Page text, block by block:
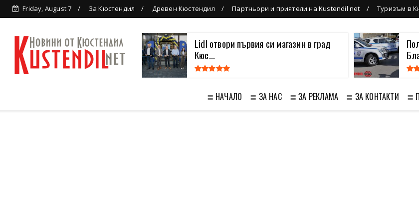
Friday, August 7 За Кюстендил Древен Кюстендил Партньори и приятели на Kustendil net Туризъм в
Lidl отвори първия си магазин в град
Кюс...
≣ НАЧАЛО ≣ ЗА НАС ≣ ЗА РЕКЛАМА ≣ ЗА КОНТАКТИ ≣